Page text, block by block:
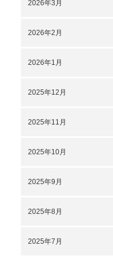
2026年3月
2026年2月
2026年1月
2025年12月
2025年11月
2025年10月
2025年9月
2025年8月
2025年7月